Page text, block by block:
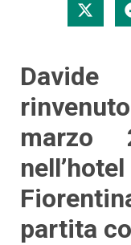
marzo
partita